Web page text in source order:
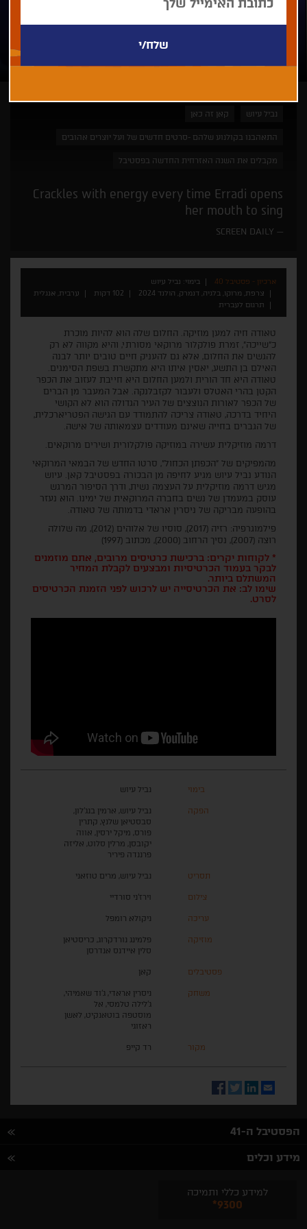
נביל עיוש קאן זה כאן
התאהבנו בקולנוע שלהם -סרטים חדשים של ועל יוצרים אהובים
מקבלים את השנה האזרחית החדשה בפסטיבל
Crackles with energy every time Erradi opens
her mouth to sing
SCREEN DAILY
ארכיון - פסטיבל 40
בימוי: נביל עיוש
צרפת, מרוקו, בלגיה, דנמרק, הולנד 2024
102 דקות
ערבית, אנגלית
תרגום לעברית
טאודה חיה למען מוזיקה. החלום שלה הוא להיות מוכרת
כ"שייכה", זמרת פולקלור מרוקאי מסורתי, והיא מקווה לא רק
להגשים את החלום, אלא גם להעניק חיים טובים יותר לבנה
האילם בן התשע, יאסין איתו היא מתקשרת בשפת הסימנים.
טאודה היא חד הורית ולמען החלום היא חייבת לעזוב את הכפר
הקטן בהרי האטלס ולעבור לקזבלנקה. אבל המעבר מן הברים
של הכפר לאורות הנוצצים של העיר הגדולה הוא לא הקושי
היחיד בדרכה, טאודה צריכה להתמודד עם הגישה הפטריארכלית,
של הגברים בחייה שאינם מעודדים עצמאותה של אישה.
דרמה מוזיקלית עשירה במוזיקה פולקלורית ושירים מרוקאים.
מהמפיקים של "הכפתן הכחול", סרטו החדש של הבמאי המרוקאי
הנודע נביל עיוש מגיע לחיפה מן הבכורה בפסטיבל קאן. עיוש
מגיש דרמה מוזיקלית על העצמה נשית, ודרך הסיפור המרגש
עוסק במעמדן של נשים בחברה המרוקאית של ימינו. הוא נעזר
בהופעה מבריקה של ניסרין אראדי בדמותה של טאודה.
פילמוגרפיה: רזיה (2017), סוסיו של אלוהים (2012), מה שלולה
רוצה (2007), נסיך הרחוב (2000), מכתוב (1997)
* לקוחות יקרים: ברכישת כרטיסים מרובים, אתם מוזמנים
לבקר בעמוד הכרטיסיות ומבצעים לקבלת המחיר
המשתלם ביותר.
שימו לב: את הכרטיסייה יש לרכוש לפני הזמנת הכרטיסים
לסרט.
בימוי נביל עיוש
הפקה
נביל עיוש, ארמין בנג'לון,
סבסטיאן שלנץ, קתרין
פורס, מיקל ירסין, אווה
יקובסן, מרלין סלוט, אליזה
פרננדה פיריר
תסריט נביל עיוש, מרים טוזאני
צילום וירז'ני סורדיי
עריכה ניקולא רומפל
מוזיקה
פלמינג נורדקרוג, כריסטיאן
סלין איידנס אנדרסן
פסטיבלים קאן
משחק
ניסרין אראדי, ג'וד שאמיהי,
ג'לילה טלמסי, אל
מוסטפה בוטאנקיט, לאשן
ראזוגי
מקור רד קייפ
Email
LinkedIn
Twitter
Facebook
הפסטיבל ה-41
מידע וכלים
למידע כללי ותמיכה
*9300